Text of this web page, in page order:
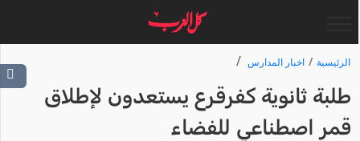
الرئيسية اخبار المدارس
طلبة ثانوية كفرقرع يستعدون لإطلاق
قمر اصطناعي للفضاء